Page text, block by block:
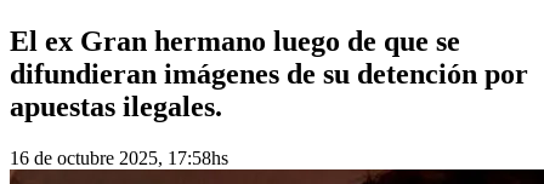
El ex Gran hermano luego de que se
difundieran imágenes de su detención por
apuestas ilegales.
16 de octubre 2025, 17:58hs